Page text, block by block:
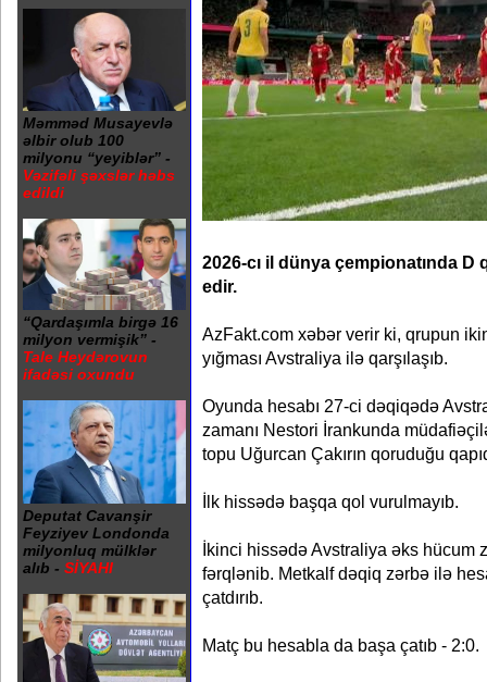
Məmməd Musayevlə
əlbir olub 100
milyonu “yeyiblər” -
Vəzifəli şəxslər həbs
edildi
“Qardaşımla birgə 16
milyon vermişik” -
Tale Heydərovun
ifadəsi oxundu
Deputat Cavanşir
Feyziyev Londonda
milyonluq mülklər
alıb - SİYAHI
2026-cı il dünya çempionatında
edir.
AzFakt.com xəbər verir ki, qrupun
yığması Avstraliya ilə qarşılaşıb.
Oyunda hesabı 27-ci dəqiqədə
zamanı Nestori İrankunda
topu Uğurcan Çakırın qoruduğu
İlk hissədə başqa qol vurulmayıb.
İkinci hissədə Avstraliya əks hücum
fərqlənib. Metkalf dəqiq zərbə ilə
çatdırıb.
Matç bu hesabla da başa çatıb - 2:0.